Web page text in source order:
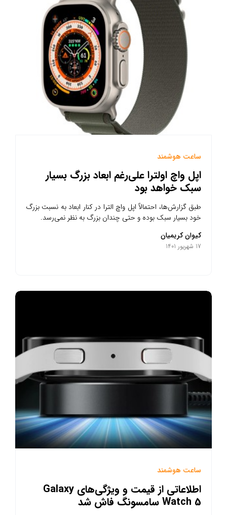
ساعت هوشمند
اپل واچ اولترا علی‌رغم ابعاد بزرگ بسیار
سبک خواهد بود
طبق گزارش‌ها، احتمالاً اپل واچ الترا در کنار ابعاد به نسبت بزرگ
خود بسیار سبک بوده و حتی چندان بزرگ به نظر نمی‌رسد.
کیوان کریمیان
17 شهریور 1401
ساعت هوشمند
اطلاعاتی از قیمت و ویژگی‌های Galaxy
Watch 5 سامسونگ فاش شد